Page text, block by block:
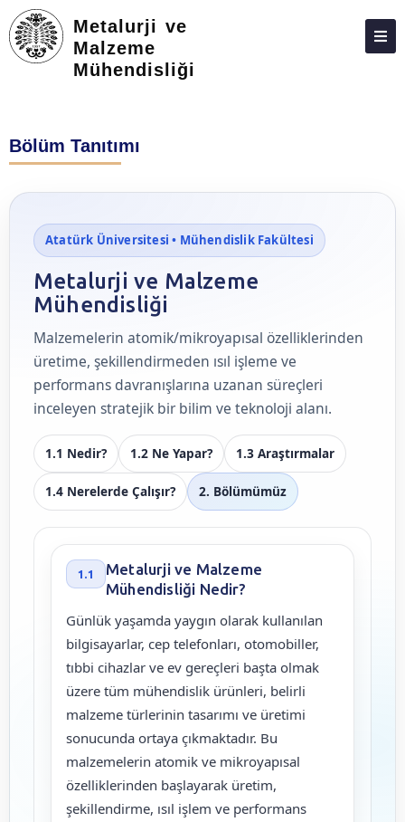
Metalurji ve
Malzeme
Mühendisliği
HAKKIMIZDA
LISANS
STAJ VE İŞLETMEDE MESLEKI EĞITIM
ARAŞTIRMA
TOPLUMA KATKI
ADAY ÖĞRENCILER
Bölüm Tanıtımı
Atatürk Üniversitesi • Mühendislik Fakültesi
Metalurji ve Malzeme
Mühendisliği
Malzemelerin atomik/mikroyapısal özelliklerinden
üretime, şekillendirmeden ısıl işleme ve
performans davranışlarına uzanan süreçleri
inceleyen stratejik bir bilim ve teknoloji alanı.
1.1 Nedir? 1.2 Ne Yapar? 1.3 Araştırmalar
1.4 Nerelerde Çalışır? 2. Bölümümüz
1.1
Metalurji ve Malzeme
Mühendisliği Nedir?
Günlük yaşamda yaygın olarak kullanılan
bilgisayarlar, cep telefonları, otomobiller,
tıbbi cihazlar ve ev gereçleri başta olmak
üzere tüm mühendislik ürünleri, belirli
malzeme türlerinin tasarımı ve üretimi
sonucunda ortaya çıkmaktadır. Bu
malzemelerin atomik ve mikroyapısal
özelliklerinden başlayarak üretim,
şekillendirme, ısıl işlem ve performans